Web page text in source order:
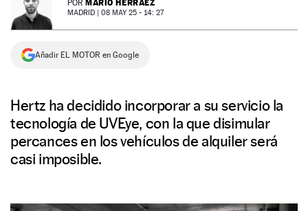
NEWSLETTER
SÍGUENOS
POR MARIO HERRÁEZ
MADRID | 08 MAY 25 - 14: 27
Añadir EL MOTOR en Google
Hertz ha decidido incorporar a su servicio la
tecnología de UVEye, con la que disimular
percances en los vehículos de alquiler será
casi imposible.